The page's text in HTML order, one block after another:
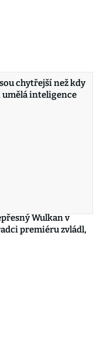
chytřejší než kdy
inteligence
Wulkan v
premiéru zvládl,